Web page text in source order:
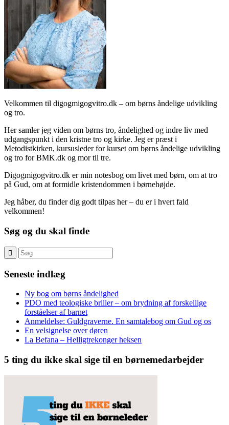
Velkommen til digogmigogvitro.dk – om børns åndelige udvikling
og tro.
Her samler jeg viden om børns tro, åndelighed og indre liv med
udgangspunkt i den kristne tro og kirke. Jeg er præst i
Metodistkirken, kursusleder for kurset om børns åndelige udvikling
og tro for BMK.dk og mor til tre.
Digogmigogvitro.dk er min notesbog om livet med børn, om at tro
på Gud, om at formidle kristendommen i børnehøjde.
Jeg håber, du finder dig godt tilpas her – du er i hvert fald
velkommen!
Søg og du skal finde
Seneste indlæg
Ny bog om børns åndelighed
PDO med teologiske briller – om brydning af forskellige
forståelser af barnet
Anmeldelse: Guldgraverne. En samtalebog om Gud og os
En velsignelse over døren
La Befana – Helligtrekonger heksen
5 ting du ikke skal sige til en børnemedarbejder